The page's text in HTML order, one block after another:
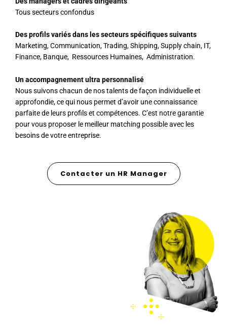
Tous secteurs confondus
Des profils variés dans les secteurs spécifiques suivants
Marketing, Communication, Trading, Shipping, Supply chain, IT,
Finance, Banque, Ressources Humaines, Administration.
Un accompagnement ultra personnalisé
Nous suivons chacun de nos talents de façon individuelle et
approfondie, ce qui nous permet d’avoir une connaissance
parfaite de leurs profils et compétences. C’est notre garantie
pour vous proposer le meilleur matching possible avec les
besoins de votre entreprise.
Contacter un HR Manager